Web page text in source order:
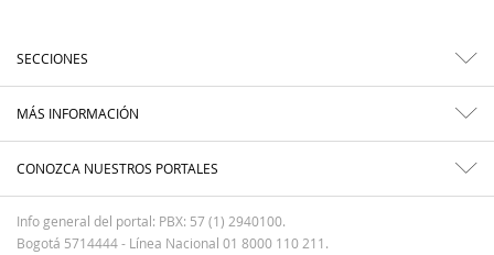
SECCIONES
MÁS INFORMACIÓN
CONOZCA NUESTROS PORTALES
Info general del portal: PBX: 57 (1) 2940100.
Bogotá 5714444 - Línea Nacional 01 8000 110 211.